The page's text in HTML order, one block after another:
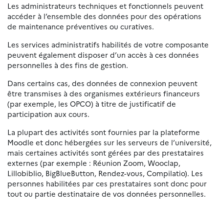
Les administrateurs techniques et fonctionnels peuvent
accéder à l’ensemble des données pour des opérations
de maintenance préventives ou curatives.
Les services administratifs habilités de votre composante
peuvent également disposer d’un accès à ces données
personnelles à des fins de gestion.
Dans certains cas, des données de connexion peuvent
être transmises à des organismes extérieurs financeurs
(par exemple, les OPCO) à titre de justificatif de
participation aux cours.
La plupart des activités sont fournies par la plateforme
Moodle et donc hébergées sur les serveurs de l’université,
mais certaines activités sont gérées par des prestataires
externes (par exemple : Réunion Zoom, Wooclap,
Lillobiblio, BigBlueButton, Rendez-vous, Compilatio). Les
personnes habilitées par ces prestataires sont donc pour
tout ou partie destinataire de vos données personnelles.